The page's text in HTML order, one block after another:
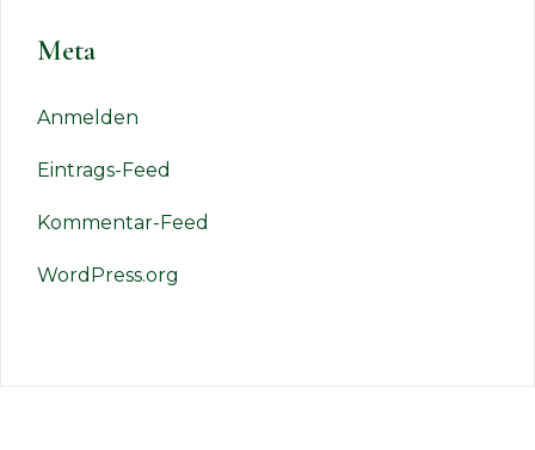
Meta
Anmelden
Eintrags-Feed
Kommentar-Feed
WordPress.org